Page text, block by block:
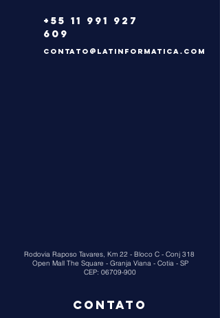
+55 11 991 927
609
CONTATO@LATINFORMATICA.COM
Rodovia Raposo Tavares, Km 22 - Bloco C - Conj 318
Open Mall The Square - Granja Viana - Cotia - SP
CEP: 06709-900
CONTAto